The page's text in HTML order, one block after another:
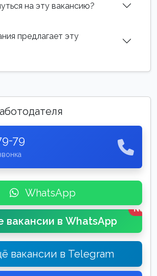
на эту вакансию?
предлагает эту
79
WhatsApp
вакансии в WhatsApp
New
вакансии в Telegram